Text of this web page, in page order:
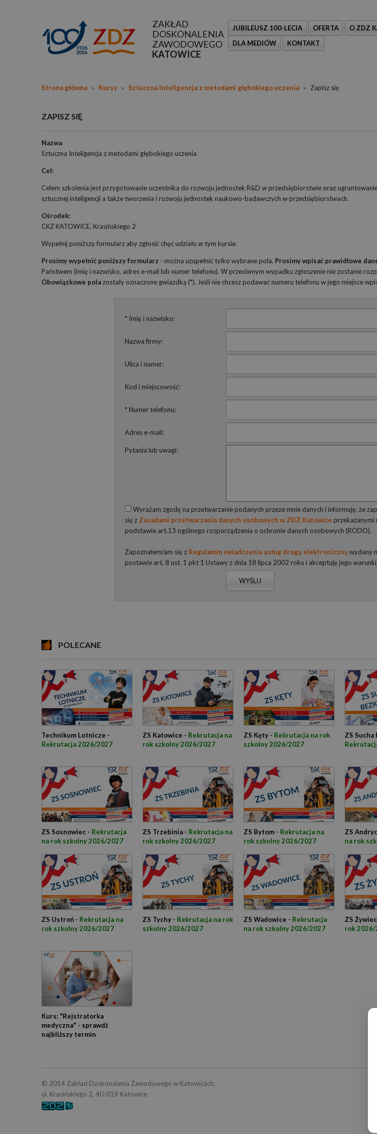
ZAKŁAD
DOSKONALENIA
ZAWODOWEGO
KATOWICE
JUBILEUSZ 100-LECIA OFERTA O ZDZ
DLA MEDIÓW
KONTAKT
Strona główna » Kursy » Sztuczna Inteligencja z metodami głębokiego uczenia » Zapisz się
ZAPISZ SIĘ
Nazwa
Sztuczna Inteligencja z metodami głębokiego uczenia
Cel:
Celem szkolenia jest przygotowanie uczestnika do rozwoju jednostek R&D w przedsiębiorstwie oraz
sztucznej inteligencji a także tworzenia i rozwoju jednostek naukowo-badawczych w przedsiębiorstwach.
Ośrodek:
CKZ KATOWICE, Krasińskiego 2
Wypełnij poniższy formularz aby zgłosić chęć udziału w tym kursie.
Prosimy wypełnić poniższy formularz - można uzupełnić tylko wybrane pola. Prosimy wpisać prawidłowe
Państwem (imię i nazwisko, adres e-mail lub numer telefonu). W przeciwnym wypadku zgłoszenie nie zostanie
Obowiązkowe polazostały oznaczone gwiazdką (*). Jeśli nie chcesz podawać numeru telefonu w jego miejsce
* Imię i nazwisko:
Nazwa firmy:
Ulica i numer:
Kod i miejscowość:
* Numer telefonu:
Adres e-mail:
Pytania lub uwagi:
Wyrażam zgodę na przetwarzanie podanych przeze mnie danych i informuję, że
się z Zasadami przetwarzania danych osobowych w ZDZ Katowice przekazanymi
podstawie art.13 ogólnego rozporządzenia o ochronie danych osobowych (RODO).
Zapoznałem/am się z Regulamin świadczenia usług drogą elektroniczną wydany
postawie art. 8 ust. 1 pkt 1 Ustawy z dnia 18 lipca 2002 roku i akceptuję jego warunki.
WYŚLIJ
POLECANE
Technikum Lotnicze -
Rekrutacja 2026/2027
ZS Katowice - Rekrutacja na
rok szkolny 2026/2027
ZS Kęty - Rekrutacja na rok
szkolny 2026/2027
ZS Sucha
ZS Sosnowiec - Rekrutacja
na rok szkolny 2026/2027
ZS Trzebinia - Rekrutacja na
rok szkolny 2026/2027
ZS Bytom - Rekrutacja na
rok szkolny 2026/2027
ZS
na rok
ZS Ustroń - Rekrutacja na
rok szkolny 2026/2027
ZS Tychy - Rekrutacja na rok
szkolny 2026/2027
ZS Wadowice - Rekrutacja
na rok szkolny 2026/2027
ZS
rok 2026/
Kurs: "Rejstratorka
medyczna" - sprawdż
najbliższy termin
© 2014 Zakład Doskonalenia Zawodowego w Katowicach.
ul. Krasińskiego 2, 40-019 Katowice